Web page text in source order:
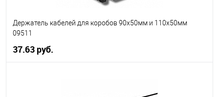
Держатель кабелей для коробов 90х50мм и 110х50мм
09511
37.63 руб.